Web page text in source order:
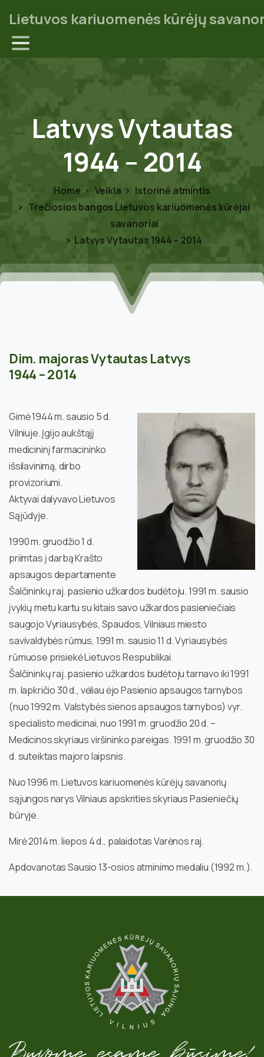
Lietuvos kariuomenės kūrėjų
LatvysVytautas
1944 – 2014
Home Veikla
Istorinė atmintis
Trečiosios bangos Lietuvos kariuomenės kūrėjai
savanoriai
Latvys Vytautas 1944 – 2014
Dim. majoras Vytautas Latvys
1944 – 2014
Gimė 1944 m. sausio 5 d.
Vilniuje. Įgijo aukštąjį
medicininį farmacininko
išsilavinimą, dirbo
provizoriumi.
Aktyvai dalyvavo Lietuvos
Sąjūdyje.
1990 m. gruodžio 1 d.
priimtas į darbą Krašto
apsaugos departamente
Šalčininkų raj. pasienio užkardos budėtoju. 1991 m. sausio
įvykių metu kartu su kitais savo užkardos pasieniečiais
saugojo Vyriausybės, Spaudos, Vilniaus miesto
savivaldybės rūmus, 1991 m. sausio 11 d. Vyriausybės
rūmuose prisiekė Lietuvos Respublikai.
Šalčininkų raj. pasienio užkardos budėtoju tarnavo iki 1991
m. lapkričio 30 d., vėliau ėjo Pasienio apsaugos tarnybos
(nuo 1992 m. Valstybės sienos apsaugos tarnybos) vyr.
specialisto medicinai, nuo 1991 m. gruodžio 20 d. –
Medicinos skyriaus viršininko pareigas. 1991 m. gruodžio 30
d. suteiktas majoro laipsnis.
Nuo 1996 m. Lietuvos kariuomenės kūrėjų savanorių
sąjungos narys Vilniaus apskrities skyriaus Pasieniečių
būryje.
Mirė 2014 m. liepos 4 d., palaidotas Varėnos raj.
Apdovanotas Sausio 13-osios atminimo medaliu (1992 m.).